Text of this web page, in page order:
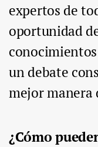
expertos de
oportunidad
un debate
mejor manera
¿Cómo